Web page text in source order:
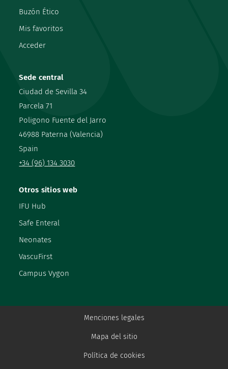
Sede central
Ciudad de Sevilla 34
Parcela 71
Poligono Fuente del Jarro
46988 Paterna (Valencia)
Spain
+34 (96) 134 3030
Buzón Ético
Mis favoritos
Acceder
Otros sitios web
IFU Hub
Safe Enteral
Neonates
VascuFirst
Campus Vygon
Menciones legales
Mapa del sitio
Política de cookies